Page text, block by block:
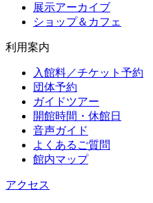
展示アーカイブ
ショップ＆カフェ
利用案内
入館料／チケット予約
団体予約
ガイドツアー
開館時間・休館日
音声ガイド
よくあるご質問
館内マップ
アクセス